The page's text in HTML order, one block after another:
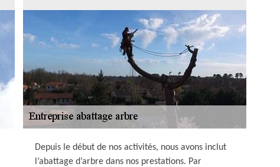
Depuis le début de nos activités, nous avons inclut
l’abattage d’arbre dans nos prestations. Par